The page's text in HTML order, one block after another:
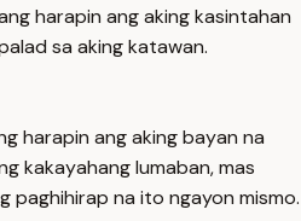
harapin ang aking kasintahan
sa aking katawan.
harapin ang aking bayan na
kakayahang lumaban, mas
paghihirap na ito ngayon mismo.